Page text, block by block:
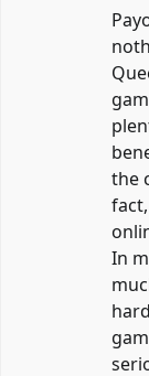
the
In